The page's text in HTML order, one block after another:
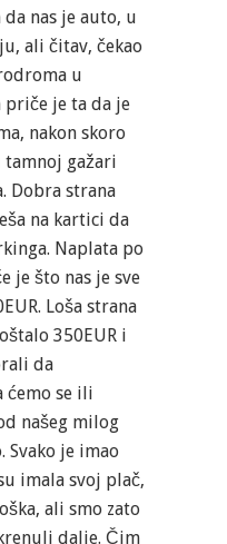
nas je auto, u
ali čitav, čekao
u
je ta da je
nakon skoro
tamnoj gažari
Dobra strana
na kartici da
Naplata po
je što nas je sve
Loša strana
350EUR i
da
se ili
našeg milog
Svako je imao
imala svoj plač,
ali smo zato
dalje. Čim